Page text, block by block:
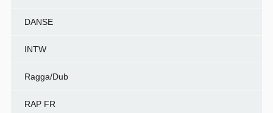
DANSE
INTW
Ragga/Dub
RAP FR